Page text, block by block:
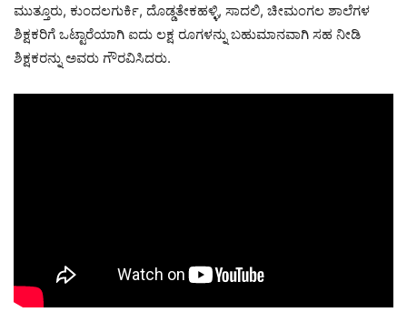
ಮುತ್ತೂರು, ಕುಂದಲಗುರ್ಕಿ, ದೊಡ್ಡತೇಕಹಳ್ಳಿ, ಸಾದಲಿ, ಚೀಮಂಗಲ ಶಾಲೆಗಳ
ಶಿಕ್ಷಕರಿಗೆ ಒಟ್ಟಾರೆಯಾಗಿ ಐದು ಲಕ್ಷ ರೂಗಳನ್ನು ಬಹುಮಾನವಾಗಿ ಸಹ ನೀಡಿ
ಶಿಕ್ಷಕರನ್ನು ಅವರು ಗೌರವಿಸಿದರು.